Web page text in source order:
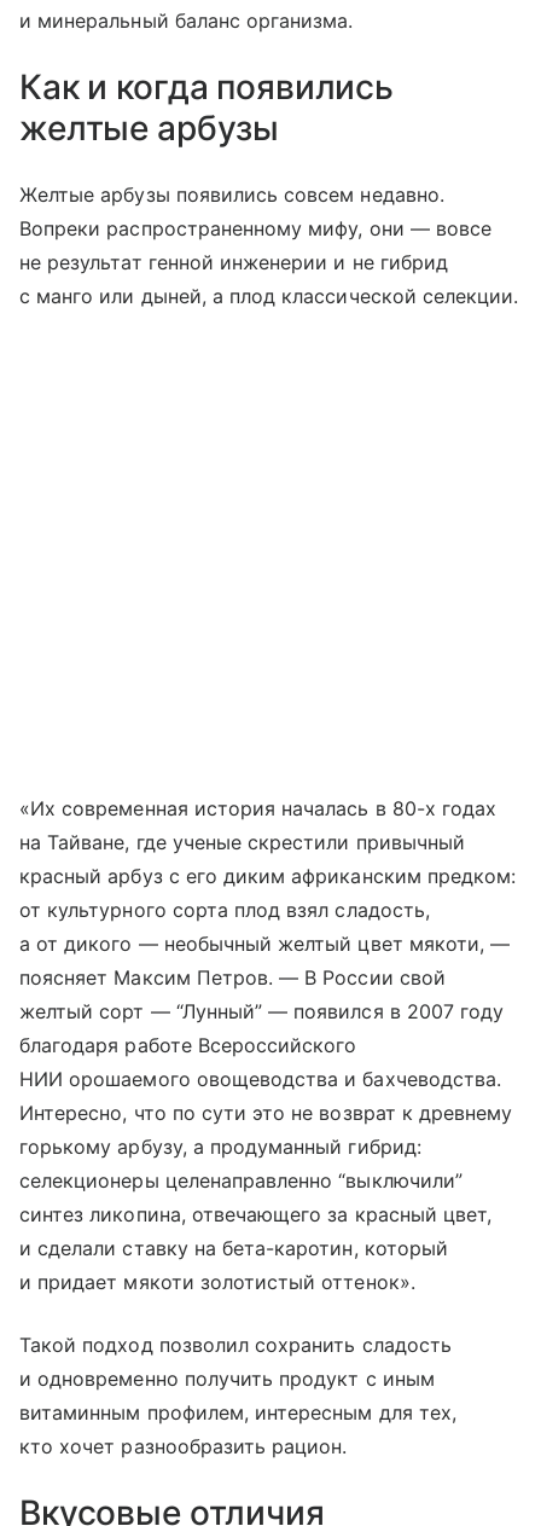
и минеральный баланс организма.
Как и когда появились
желтые арбузы
Желтые арбузы появились совсем недавно.
Вопреки распространенному мифу, они — вовсе
не результат генной инженерии и не гибрид
с манго или дыней, а плод классической селекции.
«Их современная история началась в 80-х годах
на Тайване, где ученые скрестили привычный
красный арбуз с его диким африканским предком:
от культурного сорта плод взял сладость,
а от дикого — необычный желтый цвет мякоти, —
поясняет Максим Петров. — В России свой
желтый сорт — “Лунный” — появился в 2007 году
благодаря работе Всероссийского
НИИ орошаемого овощеводства и бахчеводства.
Интересно, что по сути это не возврат к древнему
горькому арбузу, а продуманный гибрид:
селекционеры целенаправленно “выключили”
синтез ликопина, отвечающего за красный цвет,
и сделали ставку на бета-каротин, который
и придает мякоти золотистый оттенок».
Такой подход позволил сохранить сладость
и одновременно получить продукт с иным
витаминным профилем, интересным для тех,
кто хочет разнообразить рацион.
Вкусовые отличия